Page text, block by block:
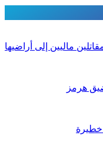
ماليين إلى أراضيها
هرمز
خطيرة